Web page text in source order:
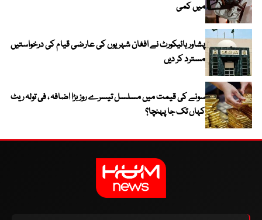
میں کمی
پشاور ہائیکورٹ نے افغان شہریوں کی عارضی قیام کی درخواستیں
مسترد کر دیں
سونے کی قیمت میں مسلسل تیسرے روز بڑا اضافہ ، فی تولہ ریٹ
کہاں تک جا پہنچا؟